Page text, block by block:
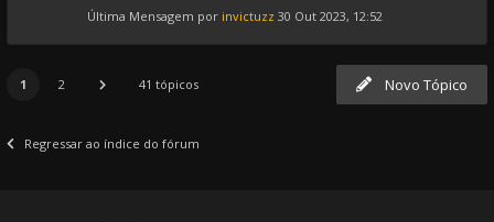
Última Mensagem por invictuzz 30 Out 2023, 12:52
Novo Tópico
1 2 41 tópicos
Regressar ao índice do fórum